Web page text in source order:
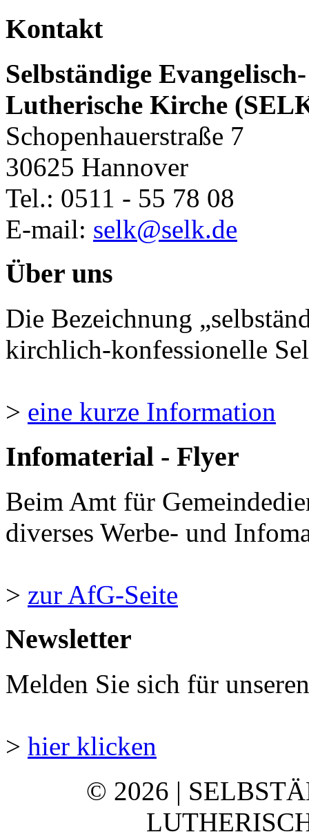
Kontakt
Selbständige Evangelisch-
Lutherische Kirche
Schopenhauerstraße 7
30625 Hannover
Tel.: 0511 - 55 78 08
E-mail: selk@selk.de
Über uns
Die Bezeichnung
kirchlich-konfessionelle
> eine kurze Information
Infomaterial - Flyer
Beim Amt für
diverses Werbe- und
> zur AfG-Seite
Newsletter
Melden Sie sich für
> hier klicken
© 2026 |